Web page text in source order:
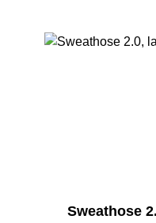
Sweathose